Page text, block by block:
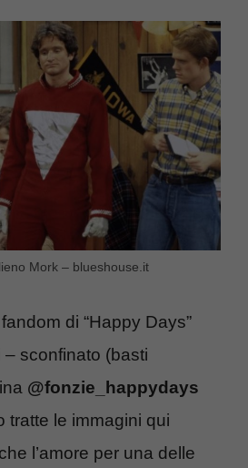
Mork – blueshouse.it
di “Happy Days”
sconfinato (basti
@fonzie_happydays
tratte le immagini qui
l’amore per una delle